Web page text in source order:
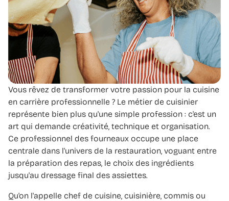
Vous rêvez de transformer votre passion pour la cuisine
en carrière professionnelle ? Le métier de cuisinier
représente bien plus qu'une simple profession : c'est un
art qui demande créativité, technique et organisation.
Ce professionnel des fourneaux occupe une place
centrale dans l'univers de la restauration, voguant entre
la préparation des repas, le choix des ingrédients
jusqu'au dressage final des assiettes.
Qu'on l'appelle chef de cuisine, cuisinière, commis ou